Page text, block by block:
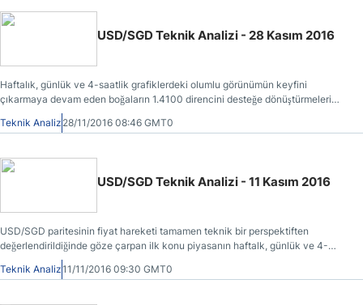
USD/SGD Teknik Analizi - 28 Kasım 2016
Haftalık, günlük ve 4-saatlik grafiklerdeki olumlu görünümün keyfini
çıkarmaya devam eden boğaların 1.4100 direncini desteğe dönüştürmeleri
USD/SGD paritesinin 1.4364 direncine kadar ilerlemesinde etkili olmuştur.
Teknik Analiz 28/11/2016 08:46 GMT0
USD/SGD Teknik Analizi - 11 Kasım 2016
USD/SGD paritesinin fiyat hareketi tamamen teknik bir perspektiften
değerlendirildiğinde göze çarpan ilk konu piyasanın haftalk, günlük ve 4-
saatlik grafiklerdeki Ichimoku bulutlarının üzerinde seyir sürdüğüdür.
Teknik Analiz11/11/2016 09:30 GMT0